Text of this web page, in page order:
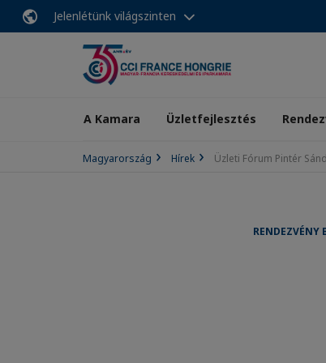
Jelenlétünk világszinten
A Kamara Üzletfejlesztés
Magyarország Hírek Üzleti Fórum Pintér
RENDEZVÉNY